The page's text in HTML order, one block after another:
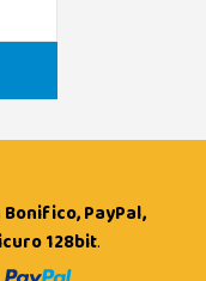
Bonifico, PayPal,
128bit.